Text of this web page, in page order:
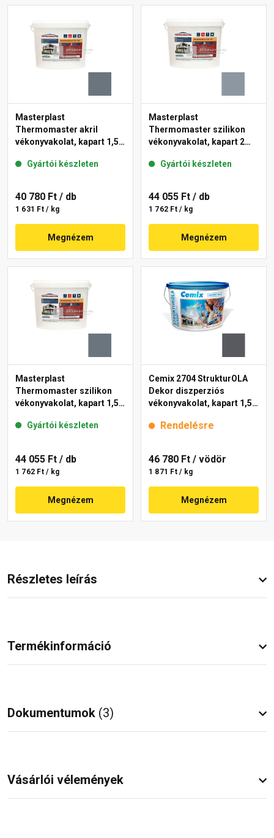
Masterplast
Thermomaster akril
vékonyvakolat, kapart 1,5
Gyártói készleten
40 780 Ft / db
1 631 Ft / kg
Megnézem
Masterplast
Thermomaster szilikon
vékonyvakolat, kapart 2
Gyártói készleten
44 055 Ft / db
1 762 Ft / kg
Megnézem
Masterplast
Thermomaster szilikon
vékonyvakolat, kapart 1,5
Gyártói készleten
44 055 Ft / db
1 762 Ft / kg
Megnézem
Cemix 2704 StrukturOLA
Dekor diszperziós
vékonyvakolat, kapart 1,5
Rendelésre
46 780 Ft / vödör
1 871 Ft / kg
Megnézem
Részletes leírás
Termékinformáció
Dokumentumok (3)
Vásárlói vélemények